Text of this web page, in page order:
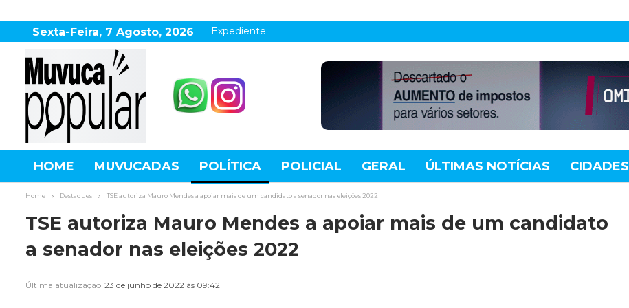
Sexta-Feira, 7 Agosto, 2026 Expediente
HOME MUVUCADAS POLÍTICA POLICIAL GERAL ÚLTIMAS NOTÍCIAS CIDADES
AGRONEGÓCIO DESTAQUES ESPORTE MUNDO
Home Destaques TSE autoriza Mauro Mendes a apoiar mais de um candidato a senador nas eleições 2022
TSE autoriza Mauro Mendes a apoiar mais de um candidato
a senador nas eleições 2022
Última atualização 23 de junho de 2022 às 09:42